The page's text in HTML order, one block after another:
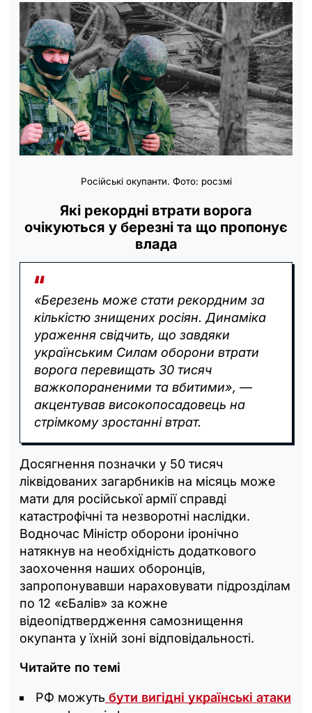
Російські окупанти. Фото: росзмі
Які рекордні втрати ворога
очікуються у березні та що пропонує
влада
«Березень може стати рекордним за
кількістю знищених росіян. Динаміка
ураження свідчить, що завдяки
українським Силам оборони втрати
ворога перевищать 30 тисяч
важкопораненими та вбитими», —
акцентував високопосадовець на
стрімкому зростанні втрат.
Досягнення позначки у 50 тисяч
ліквідованих загарбників на місяць може
мати для російської армії справді
катастрофічні та незворотні наслідки.
Водночас Міністр оборони іронічно
натякнув на необхідність додаткового
заохочення наших оборонців,
запропонувавши нараховувати підрозділам
по 12 «єБалів» за кожне
відеопідтвердження самознищення
окупанта у їхній зоні відповідальності.
Читайте по темі
РФ можуть бути вигідні українські атаки